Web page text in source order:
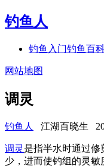
钓鱼人
钓鱼入门钓鱼百
网站地图
调灵
钓鱼人 江湖百晓生
调灵 是指半水时通过
少，进而使钓组的灵